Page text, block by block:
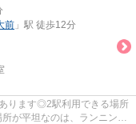
前 」駅 徒歩12分
ります◎2駅利用できる場所
が平坦なのは、ランニング